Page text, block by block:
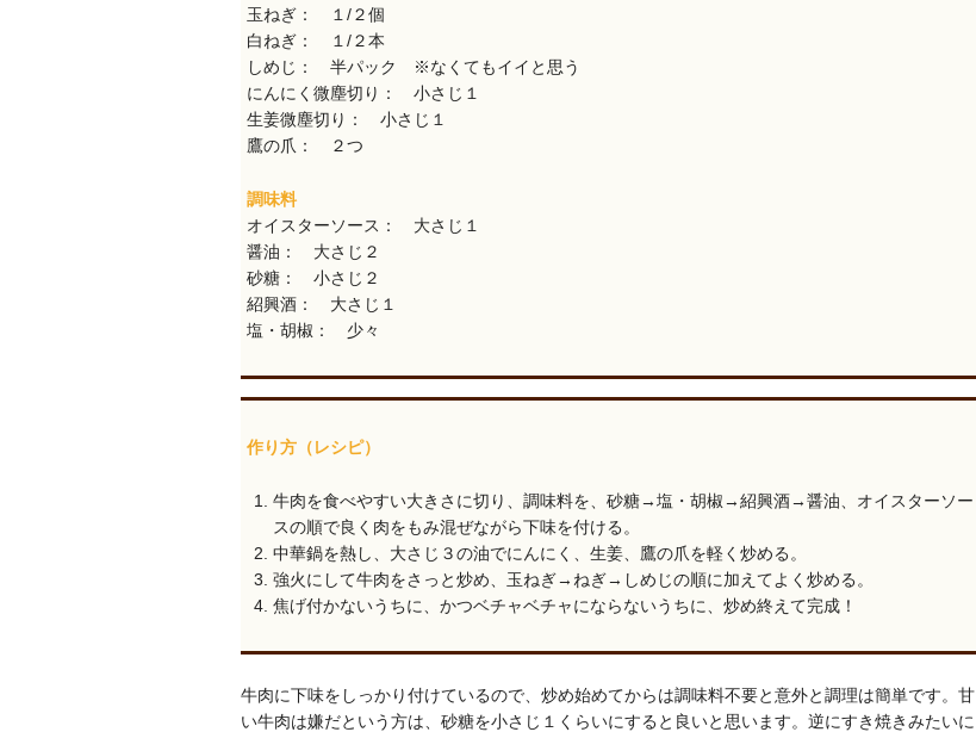
玉ねぎ： １/２個
白ねぎ： １/２本
しめじ： 半パック ※なくてもイイと思う
にんにく微塵切り： 小さじ１
生姜微塵切り： 小さじ１
鷹の爪： ２つ
調味料
オイスターソース： 大さじ１
醤油： 大さじ２
砂糖： 小さじ２
紹興酒： 大さじ１
塩・胡椒： 少々
作り方（レシピ）
牛肉を食べやすい大きさに切り、調味料を、砂糖→塩・胡椒→紹興酒→醤油、オイスターソー
スの順で良く肉をもみ混ぜながら下味を付ける。
中華鍋を熱し、大さじ３の油でにんにく、生姜、鷹の爪を軽く炒める。
強火にして牛肉をさっと炒め、玉ねぎ→ねぎ→しめじの順に加えてよく炒める。
焦げ付かないうちに、かつベチャベチャにならないうちに、炒め終えて完成！
牛肉に下味をしっかり付けているので、炒め始めてからは調味料不要と意外と調理は簡単です。甘
い牛肉は嫌だという方は、砂糖を小さじ１くらいにすると良いと思います。逆にすき焼きみたいに